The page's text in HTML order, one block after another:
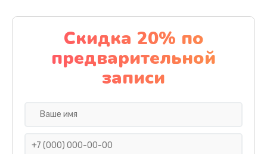
Скидка 20% по
предварительной
записи